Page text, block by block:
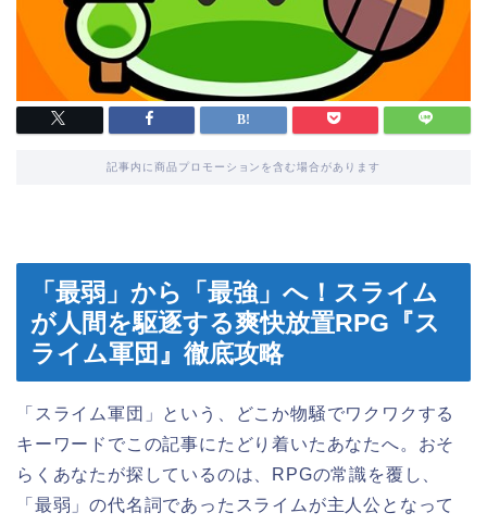
記事内に商品プロモーションを含む場合があります
「最弱」から「最強」へ！スライム
が人間を駆逐する爽快放置RPG『ス
ライム軍団』徹底攻略
「スライム軍団」という、どこか物騒でワクワクする
キーワードでこの記事にたどり着いたあなたへ。おそ
らくあなたが探しているのは、RPGの常識を覆し、
「最弱」の代名詞であったスライムが主人公となって